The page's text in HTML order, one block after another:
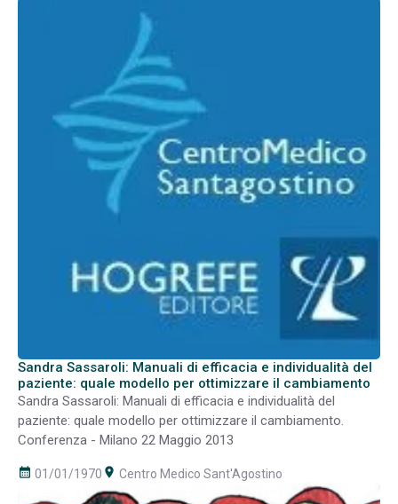
Sandra Sassaroli: Manuali di efficacia e individualità del
paziente: quale modello per ottimizzare il cambiamento
Sandra Sassaroli: Manuali di efficacia e individualità del
paziente: quale modello per ottimizzare il cambiamento.
Conferenza - Milano 22 Maggio 2013
calendar_month 01/01/1970 room Centro Medico Sant'Agostino